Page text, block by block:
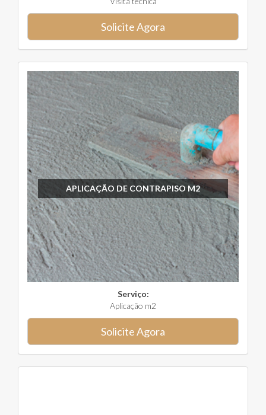
Solicite Agora
APLICAÇÃO DE CONTRAPISO M2
Serviço:
Aplicação m2
Solicite Agora